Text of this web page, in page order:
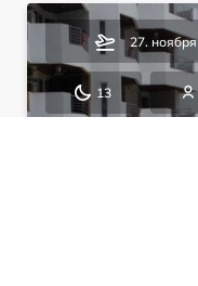
27. ноября
13